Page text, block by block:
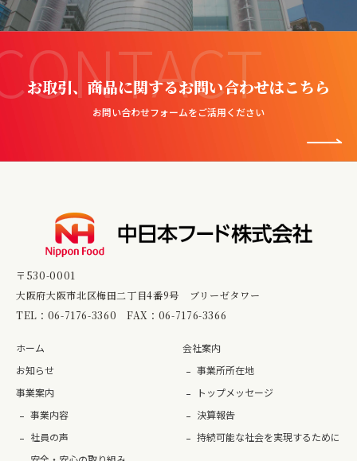
お取引、商品に関するお問い合わせはこちら
お問い合わせフォームをご活用ください
〒530-0001
大阪府大阪市北区梅田二丁目4番9号 ブリーゼタワー
TEL： 06-7176-3360 FAX：06-7176-3366
ホーム
お知らせ
事業案内
事業内容
社員の声
会社案内
事業所所在地
トップメッセージ
決算報告
持続可能な社会を実現するために